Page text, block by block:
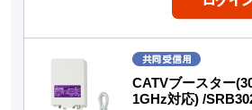
CATVブースター
1GHz対応) /